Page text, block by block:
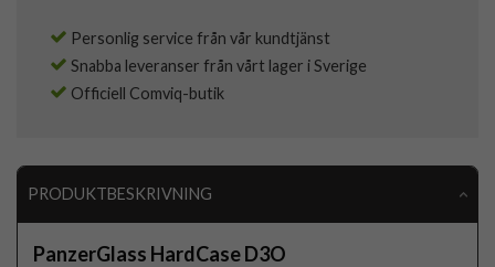
Personlig service från vår kundtjänst
Snabba leveranser från vårt lager i Sverige
Officiell Comviq-butik
PRODUKTBESKRIVNING
PanzerGlass HardCase D3O